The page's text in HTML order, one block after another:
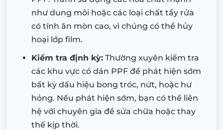
như dung môi hoặc các loại chất tẩy rửa
có tính ăn mòn cao, vì chúng có thể hủy
hoại lớp film.
Kiểm tra định kỳ: Thường xuyên kiểm tra
các khu vực có dán PPF để phát hiện sớm
bất kỳ dấu hiệu bong tróc, nứt, hoặc hư
hỏng. Nếu phát hiện sớm, bạn có thể liên
hệ với chuyên gia để sửa chữa hoặc thay
thế kịp thời.